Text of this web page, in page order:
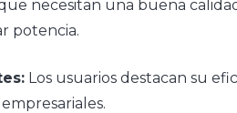
necesitan una buena
potencia​.
Los usuarios destacan su